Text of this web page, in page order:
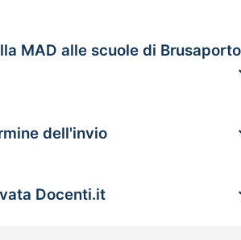
MAD alle scuole di Brusaporto
dell'invio
Docenti.it